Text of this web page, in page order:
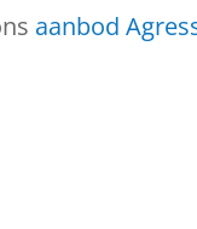
aanbod